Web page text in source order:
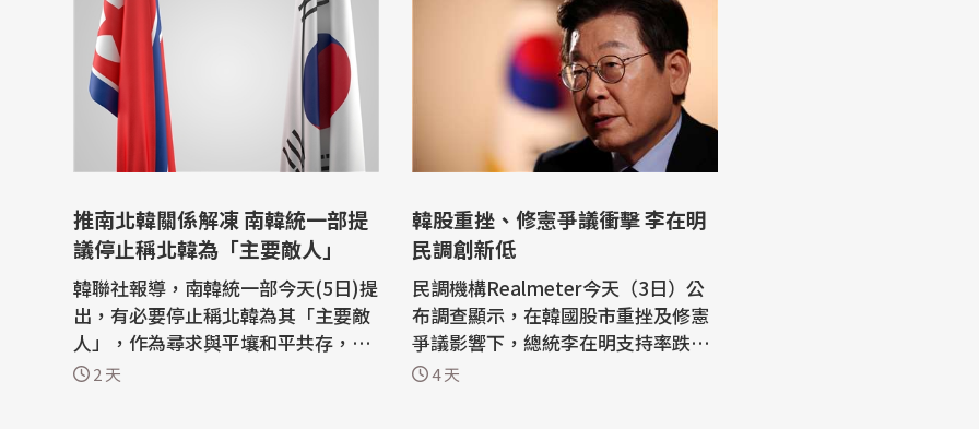
推南北韓關係解凍 南韓統一部提
議停止稱北韓為「主要敵人」
韓聯社報導，南韓統一部今天(5日)提
出，有必要停止稱北韓為其「主要敵
人」，作為尋求與平壤和平共存，重
振長期凍結的南北韓關係的措施之
2 天
韓股重挫、修憲爭議衝擊 李在明
民調創新低
民調機構Realmeter今天（3日）公
布調查顯示，在韓國股市重挫及修憲
爭議影響下，總統李在明支持率跌至
去年6月就任以來最低。 韓聯社報
4 天